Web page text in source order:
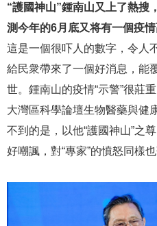
“護國神山”鍾南山又上了熱搜
測今年的6月底又将有一個疫
這是一個很吓人的數字，令人
給民衆帶來了一個好消息，能
世。鍾南山的疫情“示警”很莊
大灣區科學論壇生物醫藥與健
不到的是，以他“護國神山”之
好嘲諷，對“專家”的憤怒同樣